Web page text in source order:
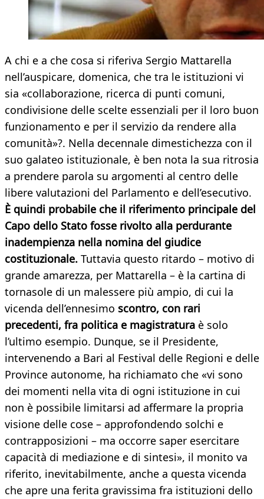
A chi e a che cosa si riferiva Sergio Mattarella
nell’auspicare, domenica, che tra le istituzioni vi
sia «collaborazione, ricerca di punti comuni,
condivisione delle scelte essenziali per il loro buon
funzionamento e per il servizio da rendere alla
comunità»?. Nella decennale dimestichezza con il
suo galateo istituzionale, è ben nota la sua ritrosia
a prendere parola su argomenti al centro delle
libere valutazioni del Parlamento e dell’esecutivo.
È quindi probabile che il riferimento principale del
Capo dello Stato fosse rivolto alla perdurante
inadempienza nella nomina del giudice
costituzionale. Tuttavia questo ritardo – motivo di
grande amarezza, per Mattarella – è la cartina di
tornasole di un malessere più ampio, di cui la
vicenda dell’ennesimo scontro, con rari
precedenti, fra politica e magistratura è solo
l’ultimo esempio. Dunque, se il Presidente,
intervenendo a Bari al Festival delle Regioni e delle
Province autonome, ha richiamato che «vi sono
dei momenti nella vita di ogni istituzione in cui
non è possibile limitarsi ad affermare la propria
visione delle cose – approfondendo solchi e
contrapposizioni – ma occorre saper esercitare
capacità di mediazione e di sintesi», il monito va
riferito, inevitabilmente, anche a questa vicenda
che apre una ferita gravissima fra istituzioni dello